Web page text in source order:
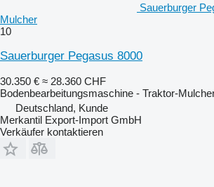
Sauerburger
Mulcher
10
Sauerburger Pegasus 8000
30.350 € ≈ 28.360 CHF
Bodenbearbeitungsmaschine - Traktor-
Deutschland, Kunde
Merkantil Export-Import GmbH
Verkäufer kontaktieren